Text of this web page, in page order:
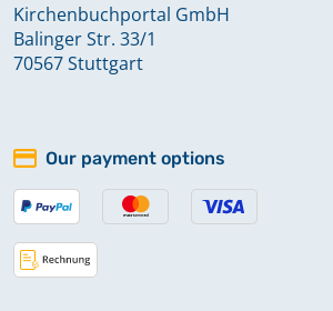
Kirchenbuchportal GmbH
Balinger Str. 33/1
70567 Stuttgart
Our payment options